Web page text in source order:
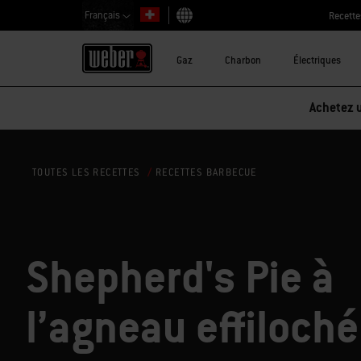
Français
Choisir un pays
Gaz Charbon Électriques
Achetez
TOUTES LES RECETTES RECETTES BARBECUE
Shepherd's Pie à
l’agneau effiloché